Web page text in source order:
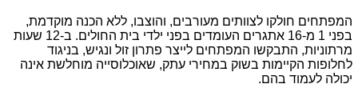
המפתחים חולקו לצוותים מעורבים, והוצבו, ללא הכנה מוקדמת,
בפני 1 מ-16 אתגרים העומדים בפני ילדי בית החולים. ב-12 שעות
מרתוניות, התבקשו המפתחים לייצר פתרון זול ונגיש, בניגוד
לחלופות הקיימות בשוק במחירי עתק, שאוכלוסייה מוחלשת אינה
יכולה לעמוד בהם.